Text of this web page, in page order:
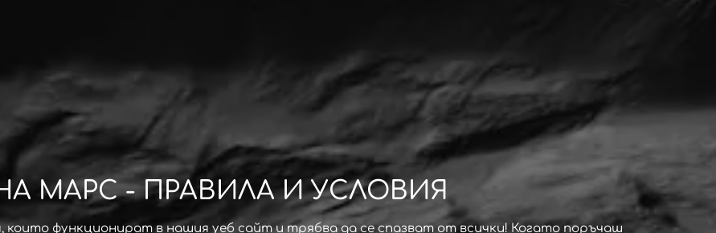
МАРС - ПРАВИЛА И УСЛОВИЯ
които функционират в нашия уеб сайт и трябва да се спазват от всички! Когато поръчаш